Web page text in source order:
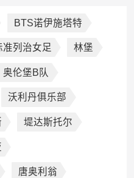
BTS诺伊施塔特
准列治女足 林堡
奥伦堡B队
沃利丹俱乐部
堤达斯托尔
唐奥利翁